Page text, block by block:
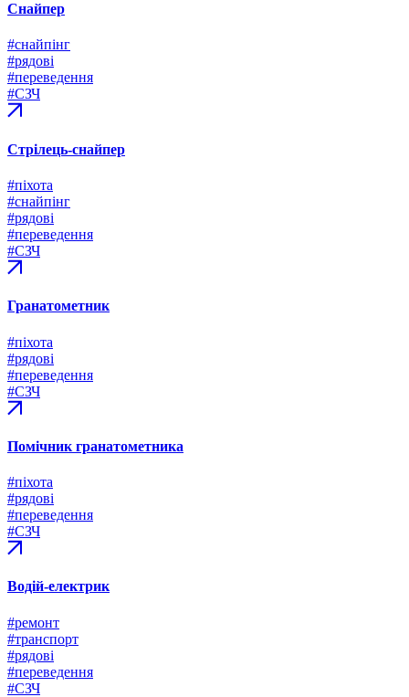
Снайпер
#снайпінг
#рядові
#переведення
#СЗЧ
Стрілець-снайпер
#піхота
#снайпінг
#рядові
#переведення
#СЗЧ
Гранатометник
#піхота
#рядові
#переведення
#СЗЧ
Помічник гранатометника
#піхота
#рядові
#переведення
#СЗЧ
Водій-електрик
#ремонт
#транспорт
#рядові
#переведення
#СЗЧ